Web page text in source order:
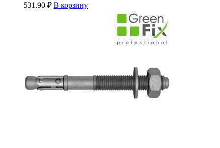
531.90 ₽ В корзину